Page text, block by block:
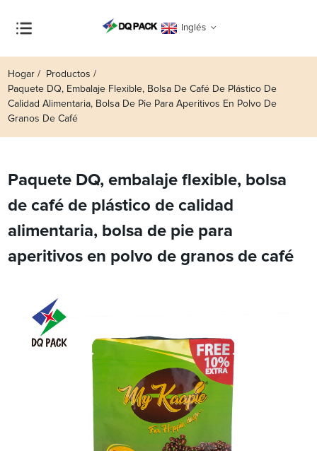
Inglés
Hogar
Productos
Paquete DQ, Embalaje Flexible, Bolsa De Café De Plástico De
Calidad Alimentaria, Bolsa De Pie Para Aperitivos En Polvo De
Granos De Café
Paquete DQ, embalaje flexible, bolsa
de café de plástico de calidad
alimentaria, bolsa de pie para
aperitivos en polvo de granos de café